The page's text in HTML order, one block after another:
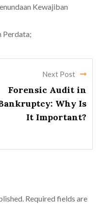
Kewajiban
Perdata;
Next Post
Forensic Audit in
Why Is
It Important?
Required fields are